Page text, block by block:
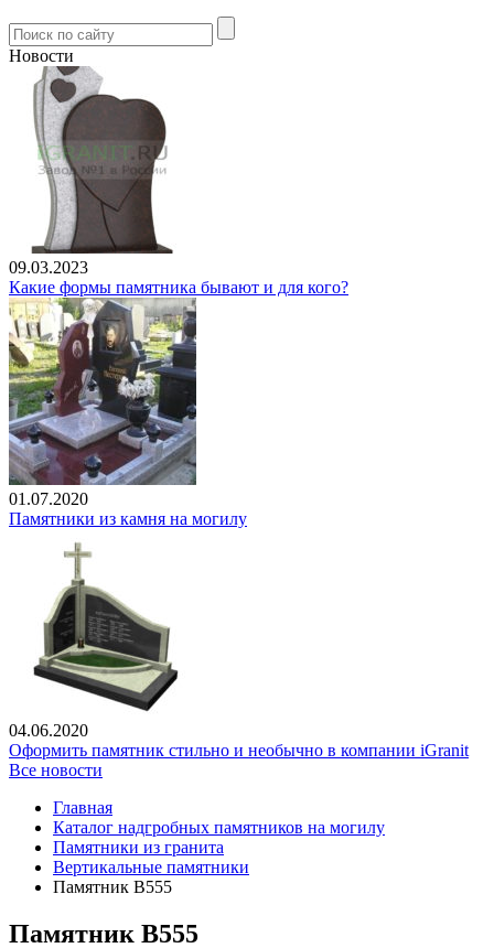
Новости
09.03.2023
Какие формы памятника бывают и для кого?
01.07.2020
Памятники из камня на могилу
04.06.2020
Оформить памятник стильно и необычно в компании iGranit
Все новости
Главная
Каталог надгробных памятников на могилу
Памятники из гранита
Вертикальные памятники
Памятник В555
Памятник В555